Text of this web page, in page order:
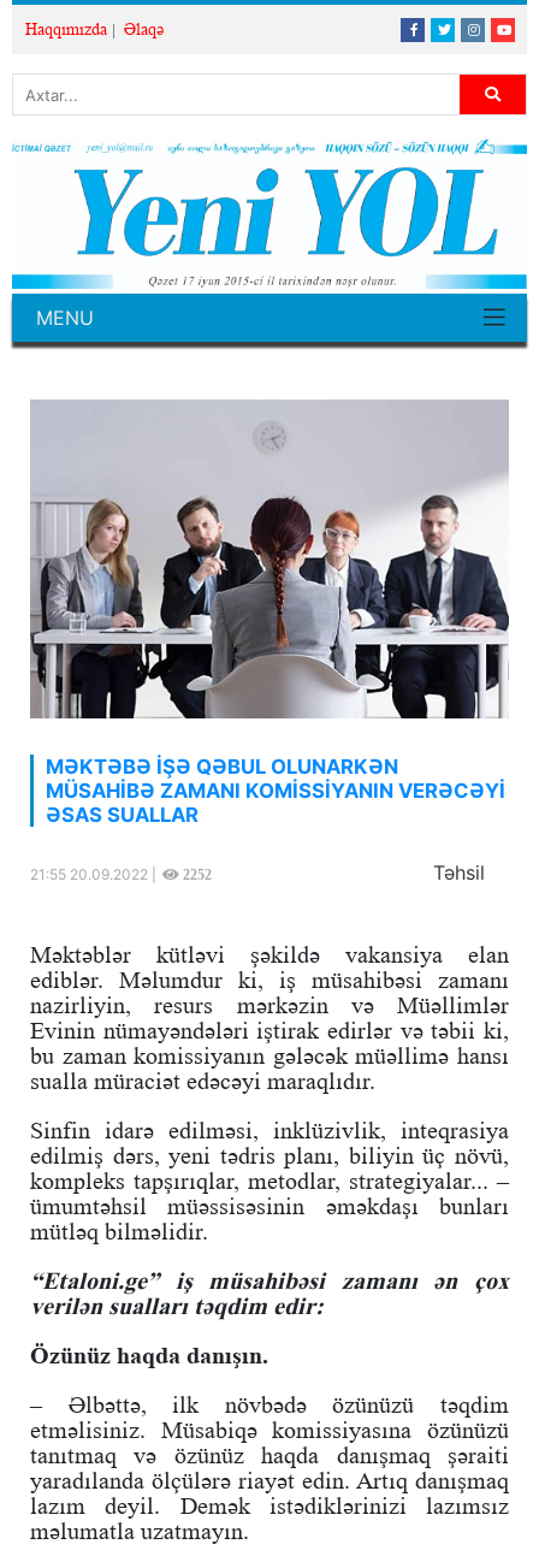
Haqqımızda Əlaqə
MENU
MƏKTƏBƏ İŞƏ QƏBUL OLUNARKƏN
MÜSAHİBƏ ZAMANI KOMİSSİYANIN VERƏCƏYİ
ƏSAS SUALLAR
21:55 20.09.2022 | 2252 Təhsil
Məktəblər kütləvi şəkildə vakansiya elan
ediblər. Məlumdur ki, iş müsahibəsi zamanı
nazirliyin, resurs mərkəzin və Müəllimlər
Evinin nümayəndələri iştirak edirlər və təbii ki,
bu zaman komissiyanın gələcək müəllimə hansı
sualla müraciət edəcəyi maraqlıdır.
Sinfin idarə edilməsi, inklüzivlik, inteqrasiya
edilmiş dərs, yeni tədris planı, biliyin üç növü,
kompleks tapşırıqlar, metodlar, strategiyalar... –
ümumtəhsil müəssisəsinin əməkdaşı bunları
mütləq bilməlidir.
“Etaloni.ge” iş müsahibəsi zamanı ən çox
verilən sualları təqdim edir:
Özünüz haqda danışın.
– Əlbəttə, ilk növbədə özünüzü təqdim
etməlisiniz. Müsabiqə komissiyasına özünüzü
tanıtmaq və özünüz haqda danışmaq şəraiti
yaradılanda ölçülərə riayət edin. Artıq danışmaq
lazım deyil. Demək istədiklərinizi lazımsız
məlumatla uzatmayın.